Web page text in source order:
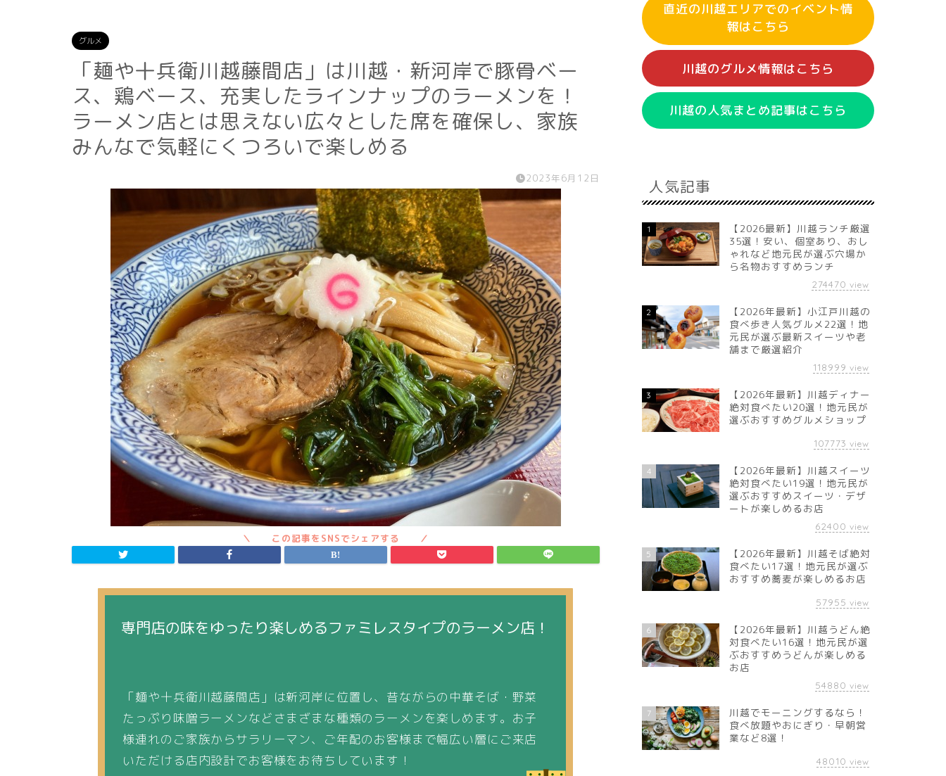
グルメ
「麺や十兵衛川越藤間店」は川越・新河岸で豚骨ベー
ス、鶏ベース、充実したラインナップのラーメンを！
ラーメン店とは思えない広々とした席を確保し、家族
みんなで気軽にくつろいで楽しめる
2023年6月12日
専門店の味をゆったり楽しめるファミレスタイプのラーメン店！
「麺や十兵衛川越藤間店」は新河岸に位置し、昔ながらの中華そば・野菜
たっぷり味噌ラーメンなどさまざまな種類のラーメンを楽しめます。お子
様連れのご家族からサラリーマン、ご年配のお客様まで幅広い層にご来店
いただける店内設計でお客様をお待ちしています！
直近の川越エリアでのイベント情
報はこちら
川越のグルメ情報はこちら
川越の人気まとめ記事はこちら
人気記事
1
【2026最新】川越ランチ厳選
35選！安い、個室あり、おし
ゃれなど地元民が選ぶ穴場か
ら名物おすすめランチ
274470 view
2
【2026年最新】小江戸川越の
食べ歩き人気グルメ22選！地
元民が選ぶ最新スイーツや老
舗まで厳選紹介
118999 view
3
【2026年最新】川越ディナー
絶対食べたい20選！地元民が
選ぶおすすめグルメショップ
107773 view
4
【2026年最新】川越スイーツ
絶対食べたい19選！地元民が
選ぶおすすめスイーツ・デザ
ートが楽しめるお店
62400 view
5
【2026年最新】川越そば絶対
食べたい17選！地元民が選ぶ
おすすめ蕎麦が楽しめるお店
57955 view
6
【2026年最新】川越うどん絶
対食べたい16選！地元民が選
ぶおすすめうどんが楽しめる
お店
54880 view
7
川越でモーニングするなら！
食べ放題やおにぎり・早朝営
業など8選！
48010 view